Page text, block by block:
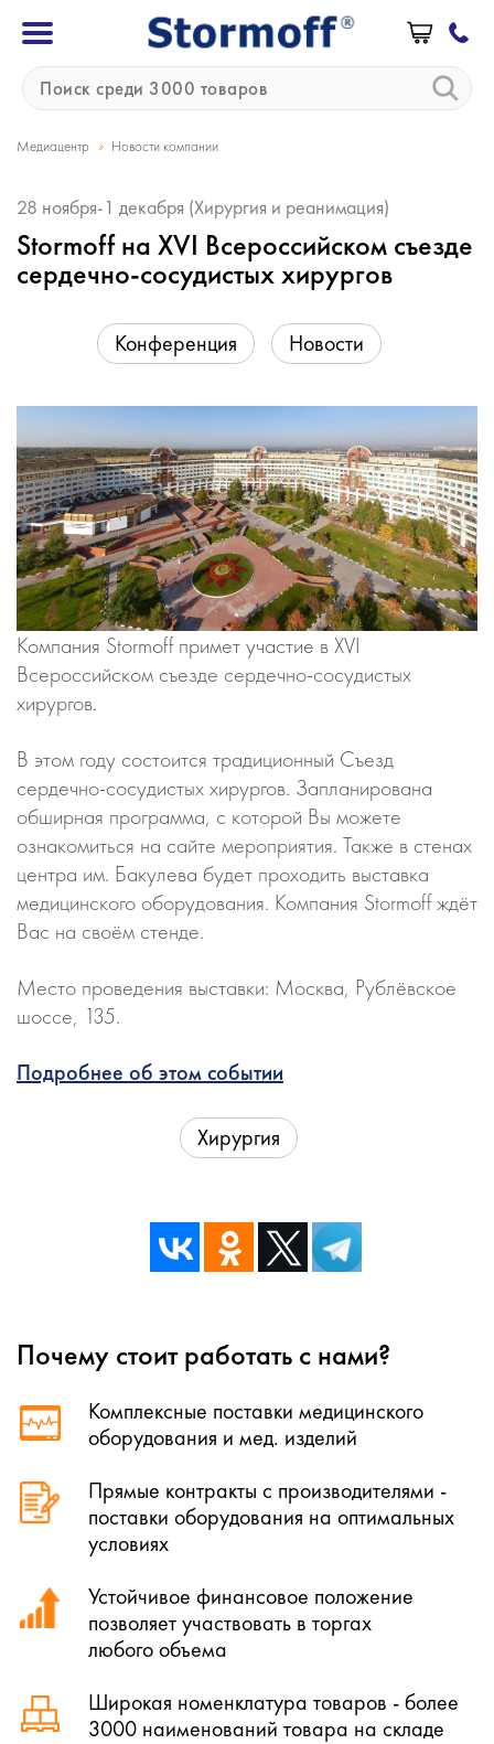
Медиацентр » Новости компании
28 ноября-1 декабря (Хирургия и реанимация)
Stormoff на XVI Всероссийском съезде
сердечно-сосудистых хирургов
Конференция Новости
Компания Stormoff примет участие в XVI
Всероссийском съезде сердечно-сосудистых
хирургов.
В этом году состоится традиционный Съезд
сердечно-сосудистых хирургов. Запланирована
обширная программа, с которой Вы можете
ознакомиться на сайте мероприятия. Также в стенах
центра им. Бакулева будет проходить выставка
медицинского оборудования. Компания Stormoff ждёт
Вас на своём стенде.
Место проведения выставки: Москва, Рублёвское
шоссе, 135.
Подробнее об этом событии
Хирургия
Почему стоит работать с нами?
Комплексные поставки медицинского
оборудования и мед. изделий
Прямые контракты с производителями -
поставки оборудования на оптимальных
условиях
Устойчивое финансовое положение
позволяет участвовать в торгах
любого объема
Широкая номенклатура товаров - более
3000 наименований товара на складе